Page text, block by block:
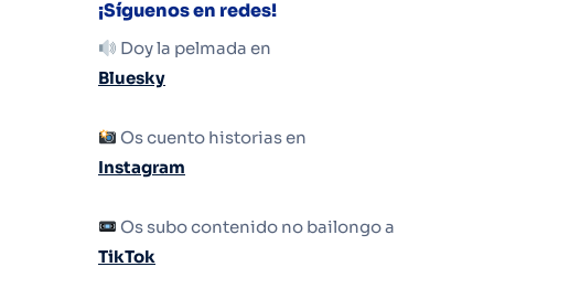
¡Síguenos en redes!
Doy la pelmada en
Bluesky
Os cuento historias en
Instagram
Os subo contenido no bailongo a
TikTok